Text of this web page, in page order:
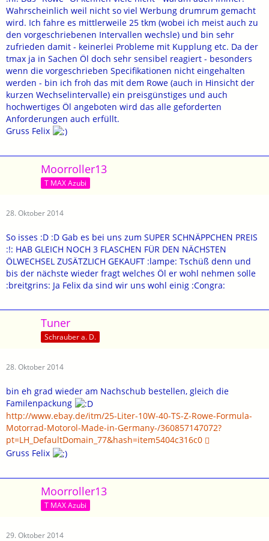
Wahrscheinlich weil nicht so viel Werbung drumrum gemacht
wird. Ich fahre es mittlerweile 25 tkm (wobei ich meist auch zu
den vorgeschriebenen Intervallen wechsle) und bin sehr
zufrieden damit - keinerlei Probleme mit Kupplung etc. Da der
tmax ja in Sachen Öl doch sehr sensibel reagiert - besonders
wenn die vorgeschrieben Specifikationen nicht eingehalten
werden - bin ich froh das mit dem Rowe (auch in Hinsicht der
kurzen Wechselintervalle) ein preisgünstiges und auch
hochwertiges Öl angeboten wird das alle geforderten
Anforderungen auch erfüllt.
Gruss Felix
Moorroller13
T MAX Azubi
28. Oktober 2014
So isses :D :D Gab es bei uns zum SUPER SCHNÄPPCHEN PREIS
:!: HAB GLEICH NOCH 3 FLASCHEN FÜR DEN NÄCHSTEN
ÖLWECHSEL ZUSÄTZLICH GEKAUFT :lampe: Tschüß denn und
bis der nächste wieder fragt welches Öl er wohl nehmen solle
:breitgrins: Ja Felix da sind wir uns wohl einig :Congra:
Tuner
Schrauber a. D.
28. Oktober 2014
bin eh grad wieder am Nachschub bestellen, gleich die
Familenpackung
http://www.ebay.de/itm/25-Liter-10W-40-TS-Z-Rowe-Formula-
Motorrad-Motorol-Made-in-Germany-/360857147072?
pt=LH_DefaultDomain_77&hash=item5404c316c0
Gruss Felix
Moorroller13
T MAX Azubi
29. Oktober 2014